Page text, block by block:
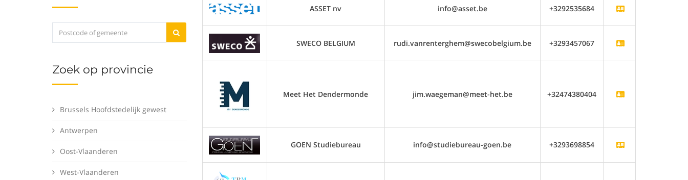
Zoek op provincie
Brussels Hoofdstedelijk gewest
Antwerpen
Oost-Vlaanderen
West-Vlaanderen
ASSET nv info@asset.be +3292535684
SWECO BELGIUM rudi.vanrenterghem@swecobelgium.be +3293457067
Meet Het Dendermonde jim.waegeman@meet-het.be +32474380404
GOEN Studiebureau info@studiebureau-goen.be +3293698854